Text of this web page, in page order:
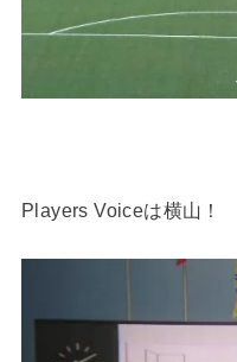
Players Voiceは横山！